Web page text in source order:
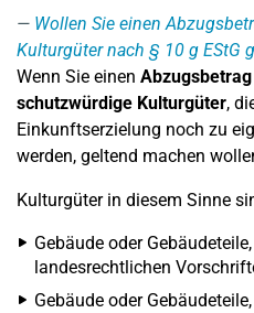
Wollen Sie einen
Kulturgüter nach § 10 g EStG
Wenn Sie einen
schutzwürdige Kulturgüter,
Einkunftserzielung noch zu
werden, geltend machen
Kulturgüter in diesem Sinne
Gebäude oder
landesrechtlichen
Gebäude oder